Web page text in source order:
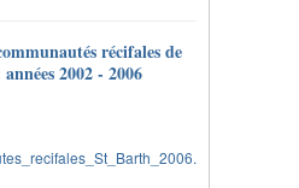
récifales de
2002 - 2006